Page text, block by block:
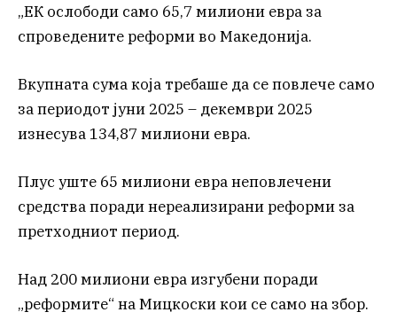
„ЕК ослободи само 65,7 милиони евра за
спроведените реформи во Македонија.
Вкупната сума која требаше да се повлече само
за периодот јуни 2025 – декември 2025
изнесува 134,87 милиони евра.
Плус уште 65 милиони евра неповлечени
средства поради нереализирани реформи за
претходниот период.
Над 200 милиони евра изгубени поради
„реформите“ на Мицкоски кои се само на збор.